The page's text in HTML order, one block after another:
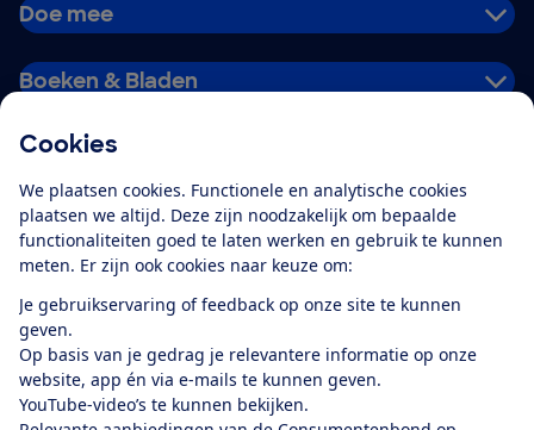
Cookies
We plaatsen cookies. Functionele en analytische cookies
plaatsen we altijd. Deze zijn noodzakelijk om bepaalde
functionaliteiten goed te laten werken en gebruik te kunnen
meten. Er zijn ook cookies naar keuze om:
Je gebruikservaring of feedback op onze site te kunnen
geven.
Op basis van je gedrag je relevantere informatie op onze
website, app én via e-mails te kunnen geven.
YouTube-video’s te kunnen bekijken.
Doe mee
Boeken & Bladen
Alles over de
app
Algemene Voorwaarden
Privacyverklaring
Cookiebeleid
Privacyvoorkeuren